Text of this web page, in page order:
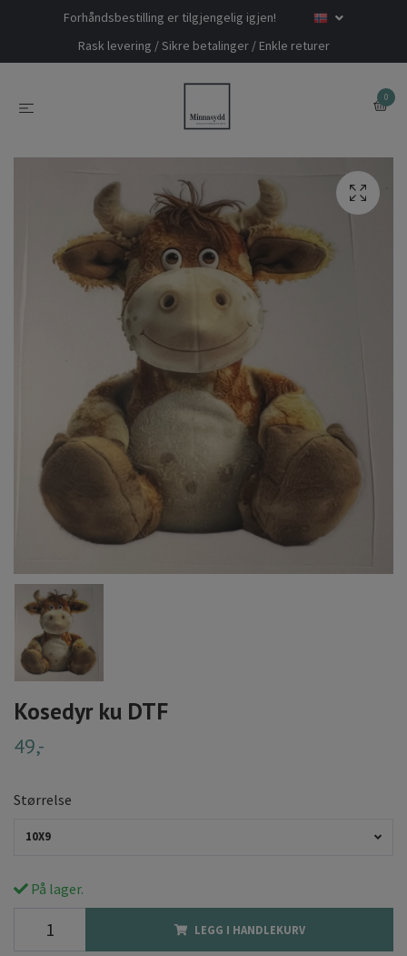
Forhåndsbestilling er tilgjengelig igjen!
Rask levering / Sikre betalinger / Enkle returer
0
Kosedyr ku DTF
49,-
Størrelse
10X9
På lager.
LEGG I HANDLEKURV